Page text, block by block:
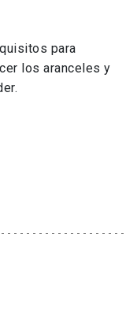
para
los aranceles y